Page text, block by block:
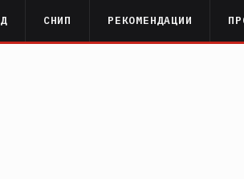
СНИП РЕКОМЕНДАЦИИ